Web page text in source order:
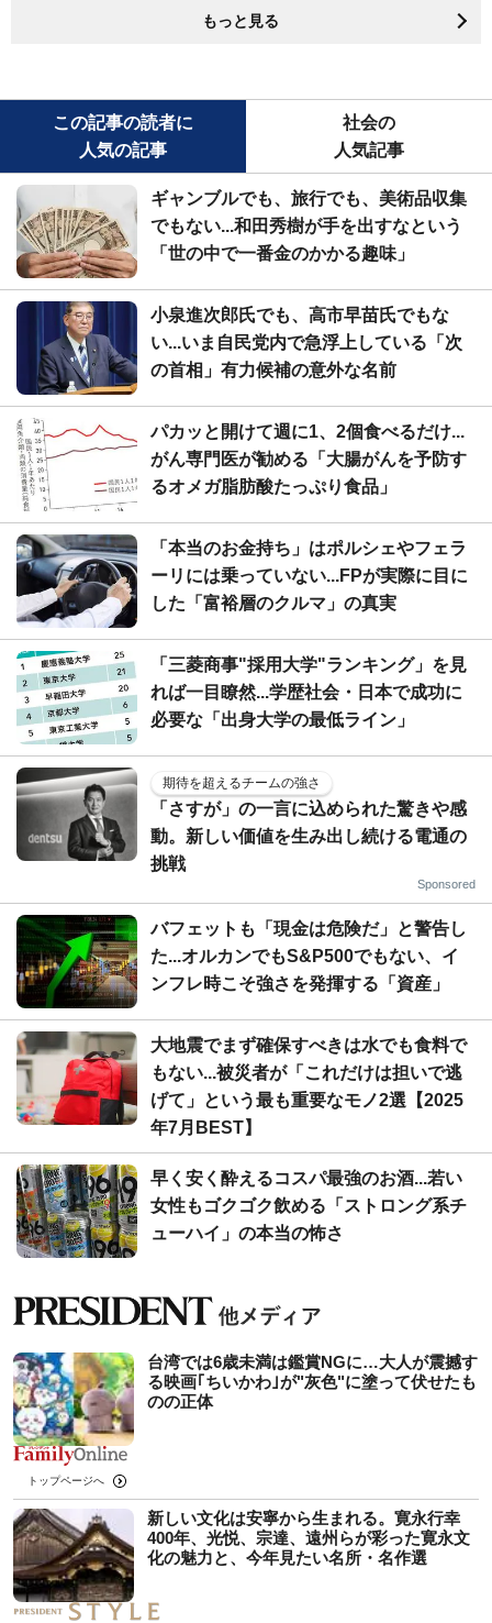
もっと見る
この記事の読者に
人気の記事
社会の
人気記事
ギャンブルでも、旅行でも、美術品収集
でもない...和田秀樹が手を出すなという
「世の中で一番金のかかる趣味」
小泉進次郎氏でも、高市早苗氏でもな
い...いま自民党内で急浮上している「次
の首相」有力候補の意外な名前
パカッと開けて週に1、2個食べるだけ...
がん専門医が勧める「大腸がんを予防す
るオメガ脂肪酸たっぷり食品」
「本当のお金持ち」はポルシェやフェラ
ーリには乗っていない...FPが実際に目に
した「富裕層のクルマ」の真実
「三菱商事"採用大学"ランキング」を見
れば一目瞭然...学歴社会・日本で成功に
必要な「出身大学の最低ライン」
期待を超えるチームの強さ
「さすが」の一言に込められた驚きや感
動。新しい価値を生み出し続ける電通の
挑戦
Sponsored
バフェットも「現金は危険だ」と警告し
た...オルカンでもS&P500でもない、イ
ンフレ時こそ強さを発揮する「資産」
大地震でまず確保すべきは水でも食料で
もない...被災者が「これだけは担いで逃
げて」という最も重要なモノ2選【2025
年7月BEST】
早く安く酔えるコスパ最強のお酒...若い
女性もゴクゴク飲める「ストロング系チ
ューハイ」の本当の怖さ
台湾では6歳未満は鑑賞NGに…大人が震撼す
る映画｢ちいかわ｣が"灰色"に塗って伏せたも
のの正体
トップページへ
新しい文化は安寧から生まれる。寛永行幸
400年、光悦、宗達、遠州らが彩った寛永文
化の魅力と、今年見たい名所・名作選